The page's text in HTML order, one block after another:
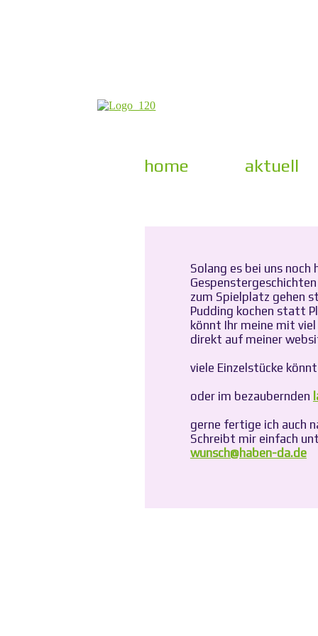
home aktuell
Solang es bei uns noch
zum Spielplatz gehen
Pudding kochen statt
könnt Ihr meine mit
direkt auf meiner
viele Einzelstücke
oder im bezaubernden
gerne fertige ich auch
Schreibt mir einfach
wunsch@haben-da.de